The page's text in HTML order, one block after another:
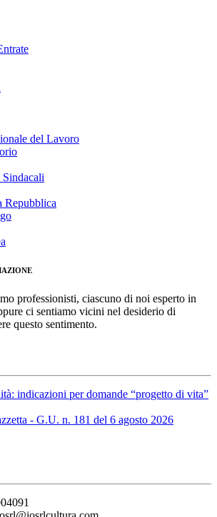
del Lavoro
Repubblica
professionisti, ciascuno di noi esperto in
ci sentiamo vicini nel desiderio di
questo sentimento.
indicazioni per domande “progetto di vita”
- G.U. n. 181 del 6 agosto 2026